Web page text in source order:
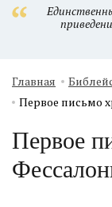
Главная
Первое письмо
Первое